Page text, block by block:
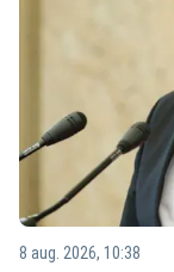
8 aug. 2026, 10:38